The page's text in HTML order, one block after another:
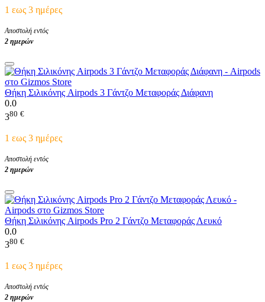
1 εως 3 ημέρες
Αποστολή εντός
2 ημερών
Θήκη Σιλικόνης Airpods 3 Γάντζο Μεταφοράς Διάφανη
0.0
380 €
1 εως 3 ημέρες
Αποστολή εντός
2 ημερών
Θήκη Σιλικόνης Airpods Pro 2 Γάντζο Μεταφοράς Λευκό
0.0
380 €
1 εως 3 ημέρες
Αποστολή εντός
2 ημερών